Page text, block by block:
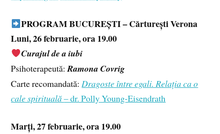
PROGRAM BUCUREȘTI – Cărturești Verona
Luni, 26 februarie, ora 19.00
Curajul de a iubi
Psihoterapeută:Ramona Covrig
Carte recomandată: Dragoste între egali. Relația ca o
cale spirituală– dr. Polly Young-Eisendrath
Marți, 27 februarie, ora 19.00